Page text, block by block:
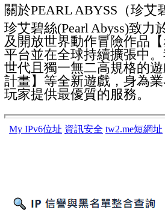
關於PEARL ABYSS （珍
珍艾碧絲(PearlAbyss)致力
及開放世界動作冒險作品
平台並在全球持續擴張中
世代且獨一無二高規格的
計畫】等全新遊戲，身為
玩家提供最優質的服務。